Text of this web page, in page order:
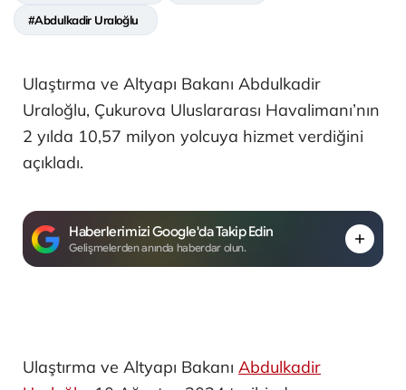
#Abdulkadir Uraloğlu
Ulaştırma ve Altyapı Bakanı Abdulkadir
Uraloğlu, Çukurova Uluslararası Havalimanı’nın
2 yılda 10,57 milyon yolcuya hizmet verdiğini
açıkladı.
Haberlerimizi Google'da Takip Edin
Gelişmelerden anında haberdar olun.
Ulaştırma ve Altyapı Bakanı Abdulkadir